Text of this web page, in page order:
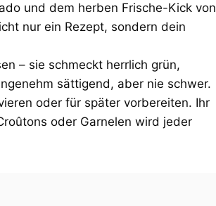
und dem herben Frische-Kick von
nur ein Rezept, sondern dein
– sie schmeckt herrlich grün,
sättigend, aber nie schwer.
oder für später vorbereiten. Ihr
oder Garnelen wird jeder